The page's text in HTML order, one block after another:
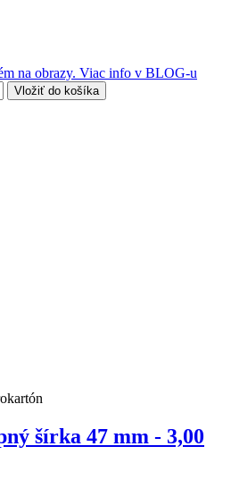
na obrazy. Viac info v BLOG-u
Vložiť do košíka
šírka 47 mm - 3,00